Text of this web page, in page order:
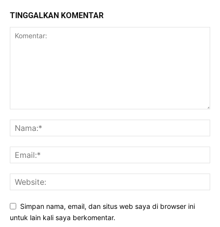
TINGGALKAN KOMENTAR
Simpan nama, email, dan situs web saya di browser ini
untuk lain kali saya berkomentar.